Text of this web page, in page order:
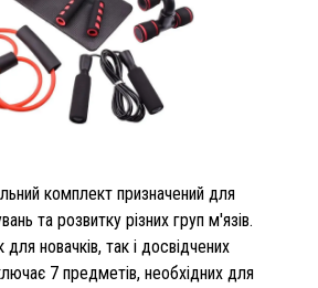
комплект призначений для
та розвитку різних груп м'язів.
для новачків, так і досвідчених
7 предметів, необхідних для